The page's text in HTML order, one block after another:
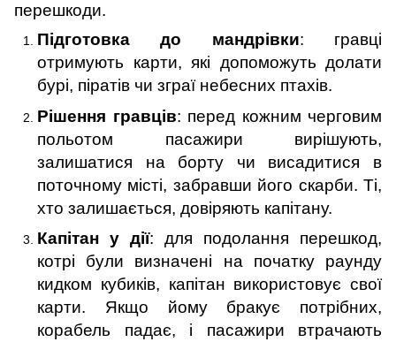
перешкоди.
Підготовка до мандрівки: гравці
отримують карти, які допоможуть долати
бурі, піратів чи зграї небесних птахів.
Рішення гравців: перед кожним черговим
польотом пасажири вирішують,
залишатися на борту чи висадитися в
поточному місті, забравши його скарби. Ті,
хто залишається, довіряють капітану.
Капітан у дії: для подолання перешкод,
котрі були визначені на початку раунду
кидком кубиків, капітан використовує свої
карти. Якщо йому бракує потрібних,
корабель падає, і пасажири втрачають